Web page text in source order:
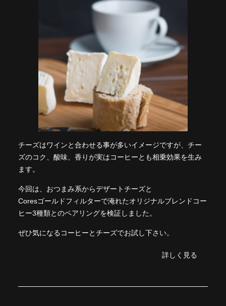
チーズはワインと合わせる事が多いイメージですが、チー
ズのコク、酸味、香りが実はコーヒーとも相乗効果を生み
ます。
今回は、おつまみ系からデザートチーズと
Coresゴールドフィルターで淹れたオリジナルブレンドコー
ヒー3種類とのペアリングを検証しました。
ぜひ気になるコーヒーとチーズでお試し下さい。
詳しく見る